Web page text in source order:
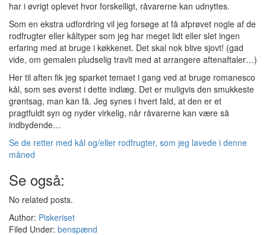
har i øvrigt oplevet hvor forskelligt, råvarerne kan udnyttes.
Som en ekstra udfordring vil jeg forsøge at få afprøvet nogle af de
rodfrugter eller kåltyper som jeg har meget lidt eller slet ingen
erfaring med at bruge i køkkenet. Det skal nok blive sjovt! (gad
vide, om gemalen pludselig travlt med at arrangere aftenaftaler…)
Her til aften fik jeg sparket temaet i gang ved at bruge romanesco
kål, som ses øverst i dette indlæg. Det er muligvis den smukkeste
grøntsag, man kan få. Jeg synes i hvert fald, at den er et
pragtfuldt syn og nyder virkelig, når råvarerne kan være så
indbydende…
Se de retter med kål og/eller rodfrugter, som jeg lavede i denne
måned
Se også:
No related posts.
Author: Piskeriset
Filed Under: benspænd